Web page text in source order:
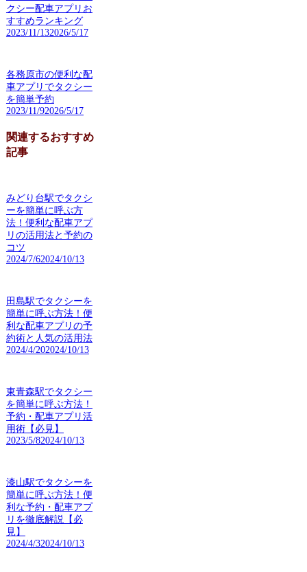
クシー配車アプリお
すすめランキング
2023/11/132026/5/17
各務原市の便利な配
車アプリでタクシー
を簡単予約
2023/11/92026/5/17
関連するおすすめ
記事
みどり台駅でタクシ
ーを簡単に呼ぶ方
法！便利な配車アプ
リの活用法と予約の
コツ
2024/7/62024/10/13
田島駅でタクシーを
簡単に呼ぶ方法！便
利な配車アプリの予
約術と人気の活用法
2024/4/202024/10/13
東青森駅でタクシー
を簡単に呼ぶ方法！
予約・配車アプリ活
用術【必見】
2023/5/82024/10/13
漆山駅でタクシーを
簡単に呼ぶ方法！便
利な予約・配車アプ
リを徹底解説【必
見】
2024/4/32024/10/13